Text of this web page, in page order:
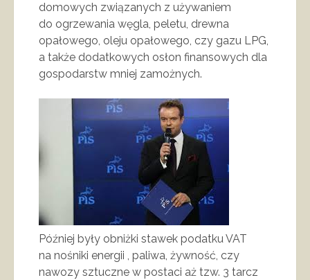
domowych związanych z używaniem
do ogrzewania węgla, peletu, drewna
opałowego, oleju opałowego, czy gazu LPG,
a także dodatkowych osłon finansowych dla
gospodarstw mniej zamożnych.
Później były obniżki stawek podatku VAT
na nośniki energii , paliwa, żywność, czy
nawozy sztuczne w postaci aż tzw. 3 tarcz